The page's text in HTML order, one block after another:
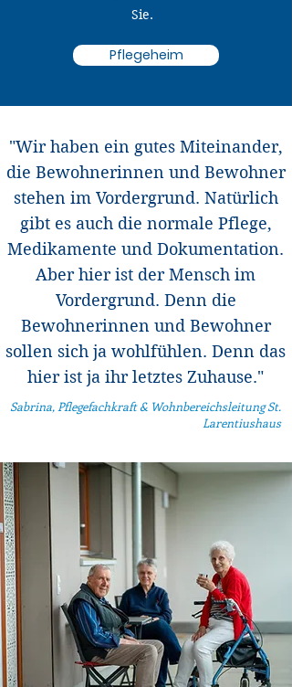
Sie.
Pflegeheim
"Wir haben ein gutes Miteinander,
die Bewohnerinnen und Bewohner
stehen im Vordergrund. Natürlich
gibt es auch die normale Pflege,
Medikamente und Dokumentation.
Aber hier ist der Mensch im
Vordergrund. Denn die
Bewohnerinnen und Bewohner
sollen sich ja wohlfühlen. Denn das
hier ist ja ihr letztes Zuhause."
Sabrina, Pflegefachkraft & Wohnbereichsleitung St.
Larentiushaus